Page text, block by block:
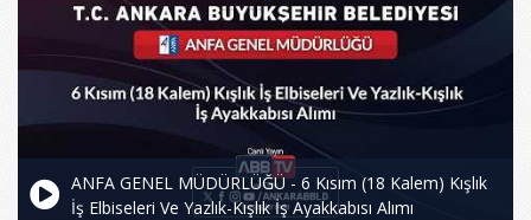
ANFA GENEL MÜDÜRLÜĞÜ - 6 Kısım (18 Kalem) Kışlık
İş Elbiseleri Ve Yazlık-Kışlık İş Ayakkabısı Alımı